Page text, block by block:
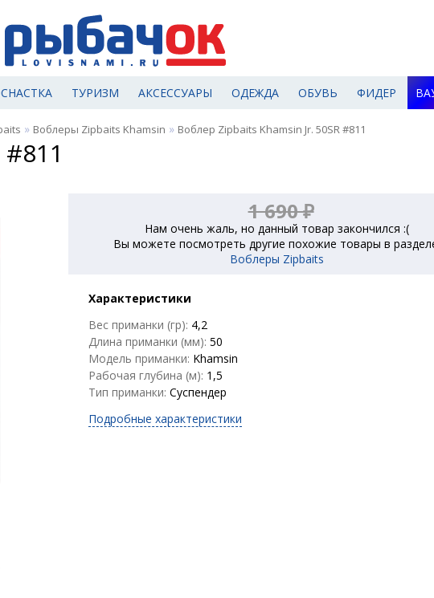
ТУРИЗМ АКСЕССУАРЫ ОДЕЖДА ОБУВЬ ФИДЕР
» Воблеры Zipbaits Khamsin » Воблер Zipbaits Khamsin Jr. 50SR #811
1 690 ₽
Нам очень жаль, но данный товар закончился :(
Вы можете посмотреть другие похожие товары в
Воблеры Zipbaits
Характеристики
Вес приманки (гр): 4,2
Длина приманки (мм): 50
Модель приманки: Khamsin
Рабочая глубина (м): 1,5
Тип приманки: Суспендер
Подробные характеристики